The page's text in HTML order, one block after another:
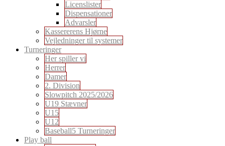
Licenslister
Dispensationer
Advarsler
Kassererens Hjørne
Vejledninger til systemer
Turneringer
Her spiller vi
Herrer
Damer
2. Division
Slowpitch 2025/2026
U19 Stævner
U15
U12
Baseball5 Turneringer
Play ball